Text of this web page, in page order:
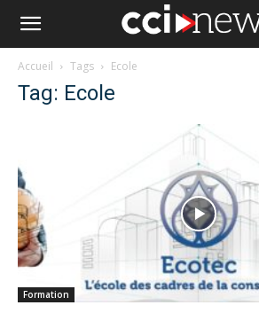
Accueil Tags Ecole
Tag: Ecole
Formation